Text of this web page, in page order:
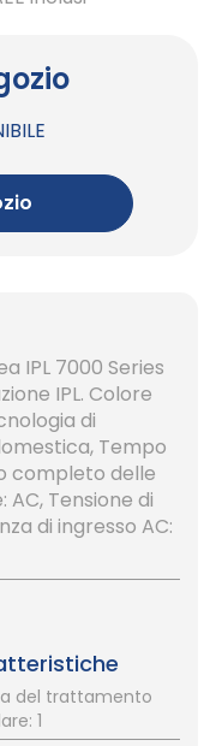
IPL 7000 Series
IPL. Colore
di
Tempo
completo delle
AC, Tensione di
di ingresso AC:
del trattamento
1